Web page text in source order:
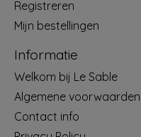
Registreren
Mijn bestellingen
Informatie
Welkom bij Le Sable
Algemene voorwaarden
Contact info